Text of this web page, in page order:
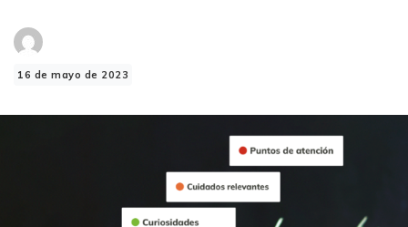
16 de mayo de 2023